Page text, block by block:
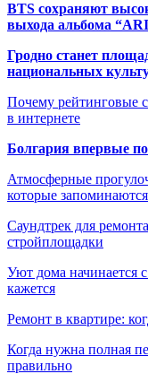
BTS сохраняют
выхода альбома
Гродно станет
национальных
Почему рейтинговые
в интернете
Болгария впервые
Атмосферные
которые запоминаются
Саундтрек для
стройплощадки
Уют дома начинается
кажется
Ремонт в квартире:
Когда нужна полная
правильно